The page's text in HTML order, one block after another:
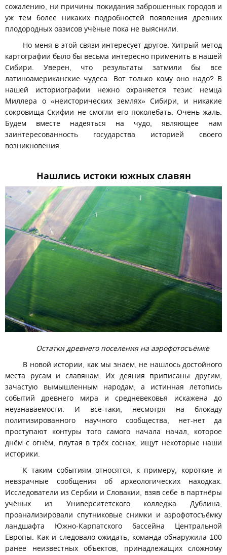
сожалению, ни причины покидания заброшенных городов и
уж тем более никаких подробностей появления древних
плодородных оазисов учёные пока не выяснили.
Но меня в этой связи интересует другое. Хитрый метод
картографии было бы весьма интересно применить в нашей
Сибири. Уверен, что результаты затмили бы все
латиноамериканские чудеса. Вот только кому оно надо? В
нашей историографии нежно охраняется тезис немца
Миллера о «неисторических землях» Сибири, и никакие
сокровища Скифии не смогли его поколебать. Очень жаль.
Будем вместе надеяться на чудо, являющее нам
заинтересованность государства историей своего
возникновения.
Нашлись истоки южных славян
Остатки древнего поселения на аэрофотосъёмке
В новой истории, как мы знаем, не нашлось достойного
места русам и славянам. Их деяния приписаны другим,
зачастую вымышленным народам, а истинная летопись
событий древнего мира и средневековья искажена до
неузнаваемости. И всё-таки, несмотря на блокаду
политизированного научного сообщества, нет-нет да
проступают контуры того самого начала начал, которое
днём с огнём, плутая в трёх соснах, ищут некоторые наши
историки.
К таким событиям относятся, к примеру, короткие и
невзрачные сообщения об археологических находках.
Исследователи из Сербии и Словакии, взяв себе в партнёры
учёных из Университетского колледжа Дублина,
проанализировали спутниковые снимки и аэрофотосъёмку
ландшафта Южно-Карпатского бассейна Центральной
Европы. Как и следовало ожидать, команда обнаружила 100
ранее неизвестных объектов, принадлежащих сложному